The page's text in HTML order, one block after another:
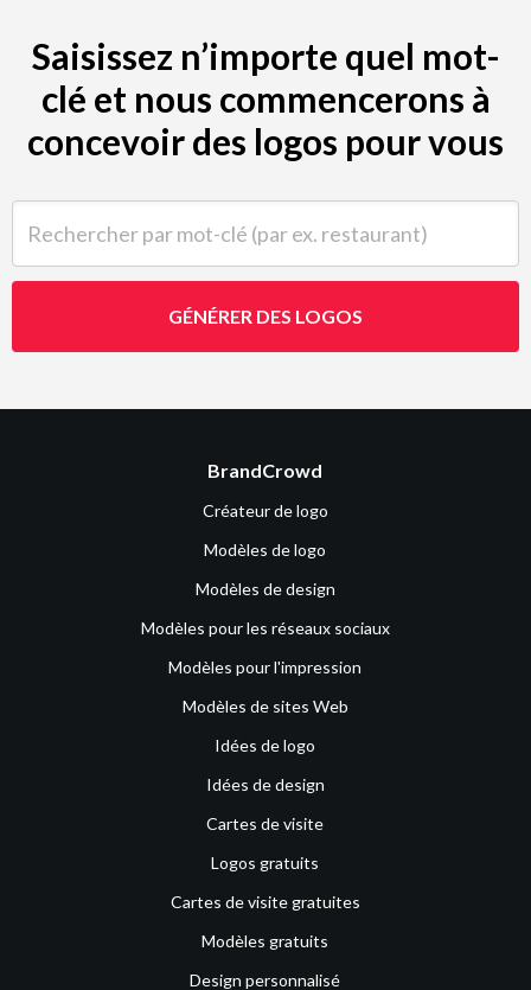
Saisissez n’importe quel mot-
clé et nous commencerons à
concevoir des logos pour vous
GÉNÉRER DES LOGOS
BrandCrowd
Créateur de logo
Modèles de logo
Modèles de design
Modèles pour les réseaux sociaux
Modèles pour l'impression
Modèles de sites Web
Idées de logo
Idées de design
Cartes de visite
Logos gratuits
Cartes de visite gratuites
Modèles gratuits
Design personnalisé